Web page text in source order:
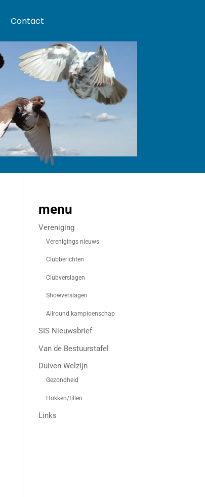
Contact
menu
Vereniging
Verenigings nieuws
Clubberichten
Clubverslagen
Showverslagen
Allround kampioenschap
SIS Nieuwsbrief
Van de Bestuurstafel
Duiven Welzijn
Gezondheid
Hokken/tillen
Links